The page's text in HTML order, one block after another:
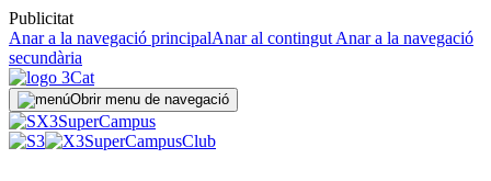
Publicitat
Anar a la navegació principalAnar al contingut Anar a la navegació
secundària
Obrir menu de navegació
SuperCampus
SuperCampusClub